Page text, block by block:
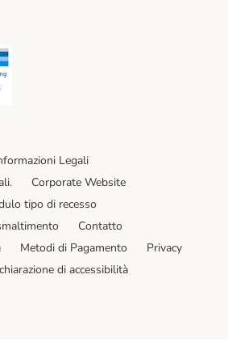
Legali
Corporate Website
tipo di recesso
Contatto
Metodi di Pagamento
Privacy
di accessibilità